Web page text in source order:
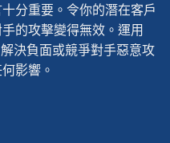
分重要。令你的潛在客戶
的攻擊變得無效。運用
決負面或競爭對手惡意攻
影響。